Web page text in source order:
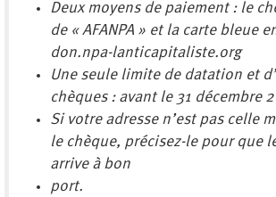
Deux moyens de paiement : le
de « AFANPA » et la carte bleue
don.npa-lanticapitaliste.org
Une seule limite de datation et
chèques : avant le 31 décembre
Si votre adresse n’est pas celle
le chèque, précisez-le pour que
arrive à bon
port.